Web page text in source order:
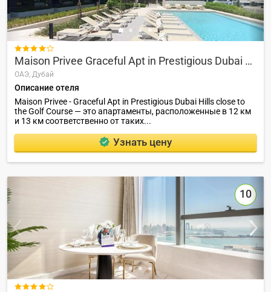

Maison Privee Graceful Apt in Prestigious Dubai Hills close to the Golf Course
ОАЭ, Дубай
Описание отеля
Maison Privee - Graceful Apt in Prestigious Dubai Hills close to
the Golf Course — это апартаменты, расположенные в 12 км
и 13 км соответственно от таких...
Узнать цену
10
